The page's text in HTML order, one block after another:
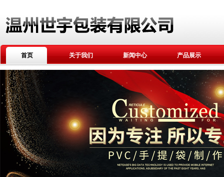
首页 关于我们 新闻中心 产品展示